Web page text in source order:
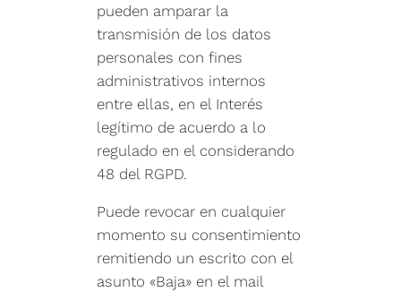
pueden amparar la
transmisión de los datos
personales con fines
administrativos internos
entre ellas, en el Interés
legítimo de acuerdo a lo
regulado en el considerando
48 del RGPD.
Puede revocar en cualquier
momento su consentimiento
remitiendo un escrito con el
asunto «Baja» en el mail